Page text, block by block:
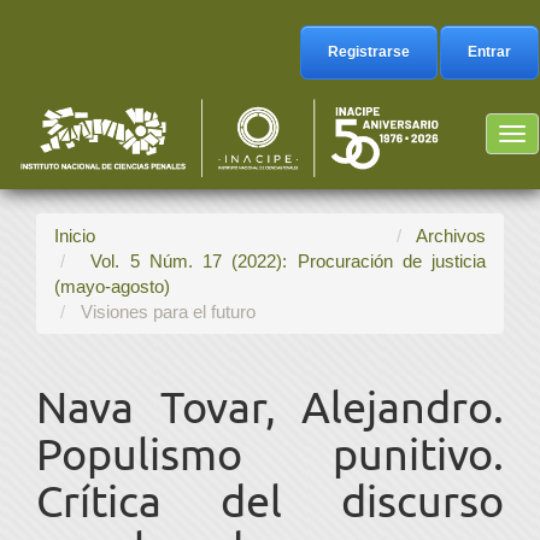
Barra
lateral
Registrarse Entrar
Inicio
Archivos
Vol. 5 Núm. 17 (2022): Procuración de justicia
(mayo-agosto)
Visiones para el futuro
Nava Tovar, Alejandro.
Populismo punitivo.
Crítica del discurso